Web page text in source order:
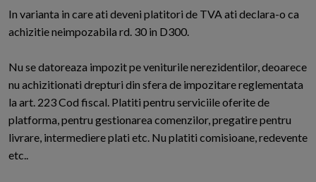
In varianta in care ati deveni platitori de TVA ati declara-o ca
achizitie neimpozabila rd. 30 in D300.
Nu se datoreaza impozit pe veniturile nerezidentilor, deoarece
nu achizitionati drepturi din sfera de impozitare reglementata
la art. 223 Cod fiscal. Platiti pentru serviciile oferite de
platforma, pentru gestionarea comenzilor, pregatire pentru
livrare, intermediere plati etc. Nu platiti comisioane, redevente
etc..